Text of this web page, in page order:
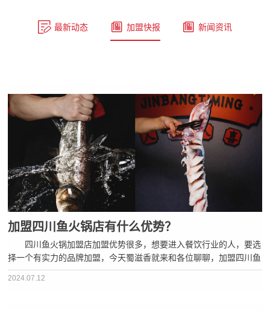
 最新动态  加盟快报  新闻资讯
加盟四川鱼火锅店有什么优势？
四川鱼火锅加盟店加盟优势很多，想要进入餐饮行业的人，要选
择一个有实力的品牌加盟，今天蜀滋香就来和各位聊聊，加盟四川鱼
火锅的优势。 一、品牌效应显著 四川鱼火锅是中国著名美
2024.07.12